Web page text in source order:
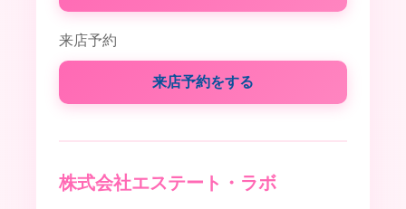
来店予約
来店予約をする
株式会社エステート・ラボ